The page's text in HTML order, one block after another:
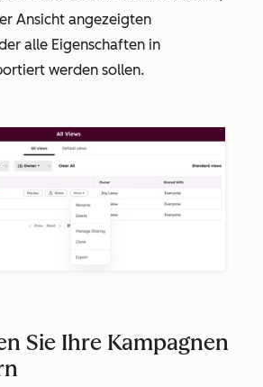
Ansicht angezeigten
alle Eigenschaften in
werden sollen.
Sie Ihre Kampagnen